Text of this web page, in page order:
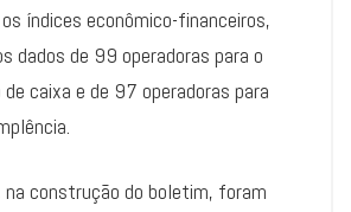
índices econômico-financeiros,
dados de 99 operadoras para o
caixa e de 97 operadoras para
na construção do boletim, foram